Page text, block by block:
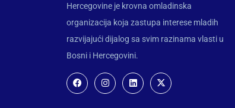
Hercegovine je krovna omladinska
organizacija koja zastupa interese mladih
razvijajući dijalog sa svim razinama vlasti u
Bosni i Hercegovini.